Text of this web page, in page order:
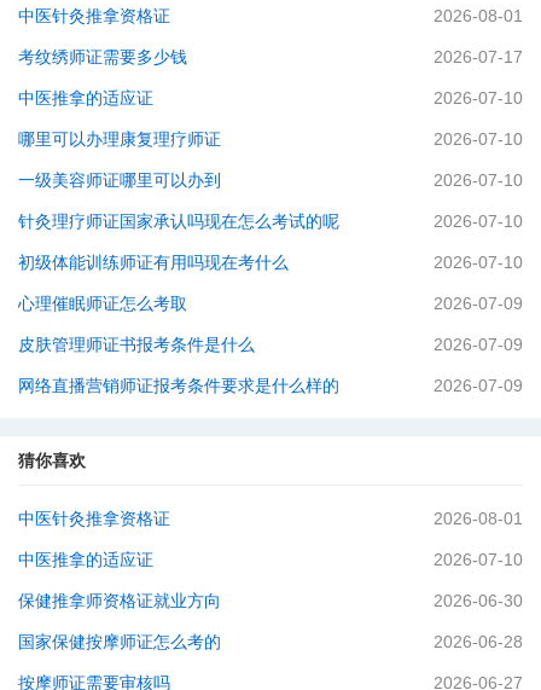
中医针灸推拿资格证 2026-08-01
考纹绣师证需要多少钱 2026-07-17
中医推拿的适应证 2026-07-10
哪里可以办理康复理疗师证 2026-07-10
一级美容师证哪里可以办到 2026-07-10
针灸理疗师证国家承认吗现在怎么考试的呢 2026-07-10
初级体能训练师证有用吗现在考什么 2026-07-10
心理催眠师证怎么考取 2026-07-09
皮肤管理师证书报考条件是什么 2026-07-09
网络直播营销师证报考条件要求是什么样的 2026-07-09
猜你喜欢
中医针灸推拿资格证 2026-08-01
中医推拿的适应证 2026-07-10
保健推拿师资格证就业方向 2026-06-30
国家保健按摩师证怎么考的 2026-06-28
按摩师证需要审核吗 2026-06-27